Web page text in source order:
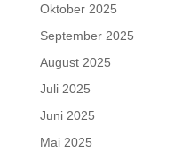
Oktober 2025
September 2025
August 2025
Juli 2025
Juni 2025
Mai 2025